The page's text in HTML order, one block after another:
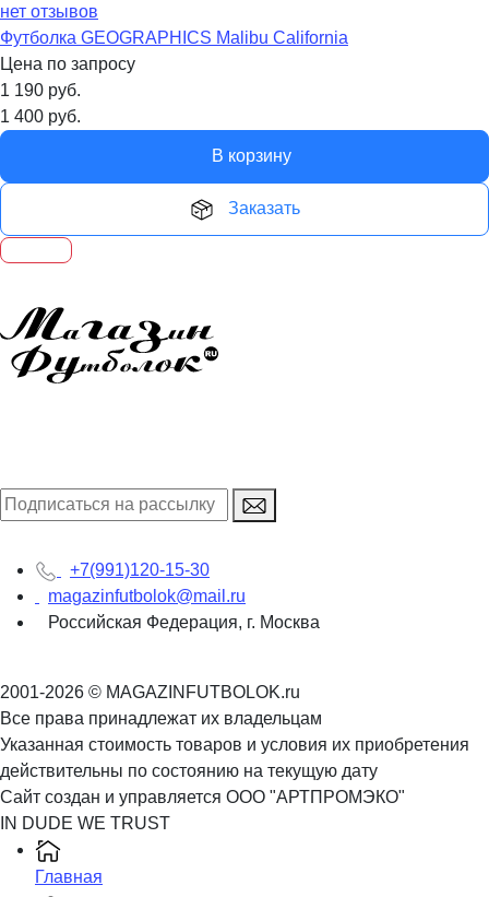
нет отзывов
Футболка GEOGRAPHICS Malibu California
Цена по запросу
1 190 руб.
1 400 руб.
В корзину
Заказать
+7(991)120-15-30
magazinfutbolok@mail.ru
Российская Федерация, г. Москва
2001-2026 © MAGAZINFUTBOLOK.ru
Все права принадлежат их владельцам
Указанная стоимость товаров и условия их приобретения
действительны по состоянию на текущую дату
Сайт создан и управляется ООО "АРТПРОМЭКО"
IN DUDE WE TRUST
Главная